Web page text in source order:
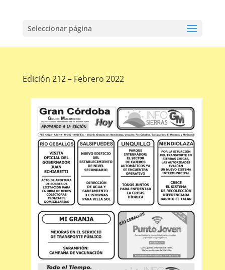
Seleccionar página
Edición 212 – Febrero 2022